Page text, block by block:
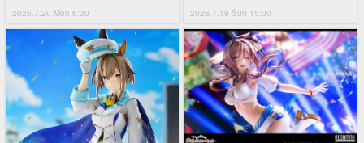
2026.7.20 Mon 6:30 2026.7.19 Sun 15:00